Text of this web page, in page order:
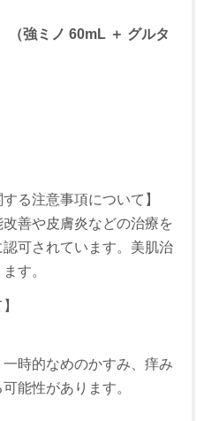
強ミノ 60mL ＋ グルタ
る注意事項について】
善や皮膚炎などの治療を
可されています。美肌治
す。
時的なめのかすみ、痒み
能性があります。